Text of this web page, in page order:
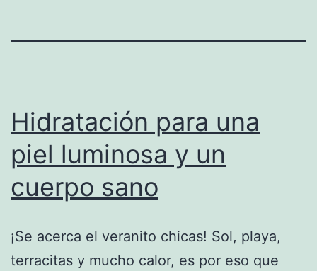
Hidratación para una
piel luminosa y un
cuerpo sano
¡Se acerca el veranito chicas! Sol, playa,
terracitas y mucho calor, es por eso que